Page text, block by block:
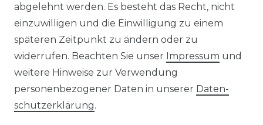
ÜBER UNS
PHILOSOPHIE
LIVIPUR MÖBEL
abgelehnt werden. Es besteht das Recht, nicht
einzuwilligen und die Einwilligung zu einem
späteren Zeitpunkt zu ändern oder zu
widerrufen. Beachten Sie unser Impressum und
weitere Hinweise zur Verwendung
personenbezogener Daten in unserer Daten­
schutz­erklärung.